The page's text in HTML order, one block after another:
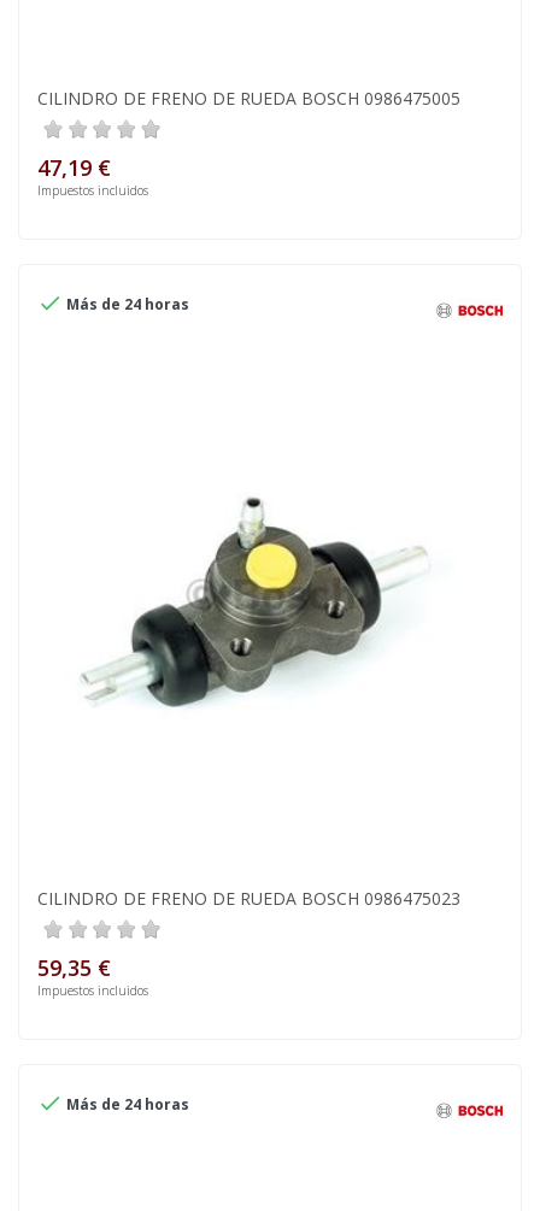
CILINDRO DE FRENO DE RUEDA BOSCH 0986475005
47,19 €
Impuestos incluidos
 Más de 24 horas
CILINDRO DE FRENO DE RUEDA BOSCH 0986475023
59,35 €
Impuestos incluidos
 Más de 24 horas